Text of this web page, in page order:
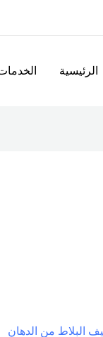
الرئيسية